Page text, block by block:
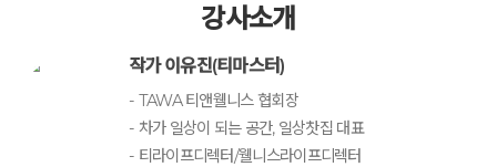
강사소개
작가 이유진(티마스터)
- TAWA 티앤웰니스 협회장
- 차가 일상이 되는 공간, 일상찻집 대표
- 티라이프디렉터/웰니스라이프디렉터